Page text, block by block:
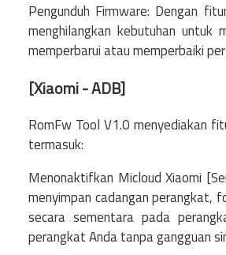
Pengunduh Firmware: Dengan
menghilangkan kebutuhan
memperbarui atau memperbaiki
[Xiaomi - ADB]
RomFw Tool V1.0 menyediakan
termasuk:
Menonaktifkan Micloud Xiaomi
menyimpan cadangan perangkat,
secara sementara pada
perangkat Anda tanpa gangguan